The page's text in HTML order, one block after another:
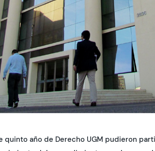
quinto año de Derecho UGM pudieron